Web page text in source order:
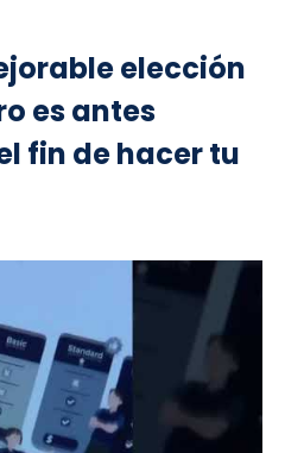
elección
es antes
fin de hacer tu